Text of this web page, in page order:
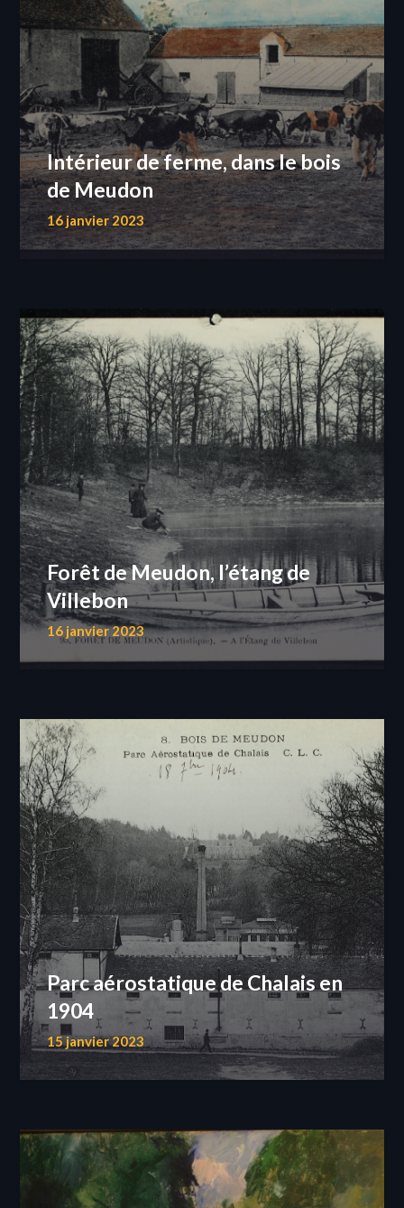
Intérieur de ferme, dans le bois
de Meudon
16 janvier 2023
Forêt de Meudon, l’étang de
Villebon
16 janvier 2023
Parc aérostatique de Chalais en
1904
15 janvier 2023